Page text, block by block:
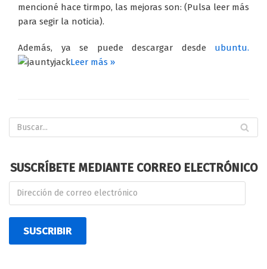
mencioné hace tirmpo, las mejoras son: (Pulsa leer más
para segir la noticia).
Además, ya se puede descargar desde ubuntu.
Leer más »
SUSCRÍBETE MEDIANTE CORREO ELECTRÓNICO
SUSCRIBIR